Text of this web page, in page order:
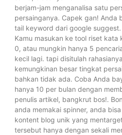
berjam-jam menganalisa satu
persainganya. Capek gan! Anda
tail keyword dari google
Kamu masukan ke tool riset kata
0, atau mungkin hanya 5
kecil lagi. tapi disitulah
kemungkinan besar tingkat
bahkan tidak ada. Coba Anda
hanya 10 per bulan dengan
penulis artikel, bangkrut bos!.
anda memakai spinner, anda
kontent blog unik yang
tersebut hanya dengan sekali